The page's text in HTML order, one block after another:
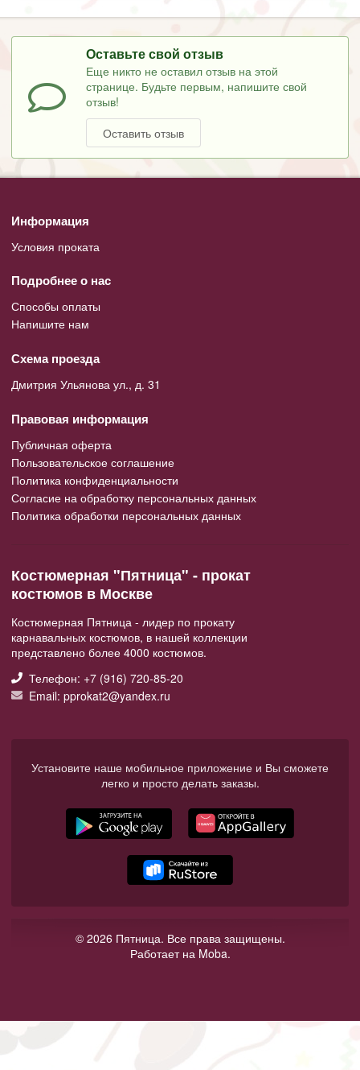
Оставьте свой отзыв
Еще никто не оставил отзыв на этой
странице. Будьте первым, напишите свой
отзыв!
Оставить отзыв
Информация
Условия проката
Подробнее о нас
Способы оплаты
Напишите нам
Схема проезда
Дмитрия Ульянова ул., д. 31
Правовая информация
Публичная оферта
Пользовательское соглашение
Политика конфиденциальности
Согласие на обработку персональных данных
Политика обработки персональных данных
Костюмерная "Пятница" - прокат
костюмов в Москве
Костюмерная Пятница - лидер по прокату
карнавальных костюмов, в нашей коллекции
представлено более 4000 костюмов.
Телефон: +7 (916) 720-85-20
Email: pprokat2@yandex.ru
Установите наше мобильное приложение и Вы сможете
легко и просто делать заказы.
© 2026 Пятница. Все права защищены.
Работает на Moba.